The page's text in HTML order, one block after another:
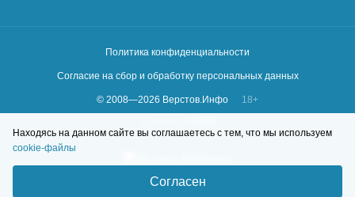
Политика конфиденциальности
Согласие на сбор и обработку персональных данных
© 2008—2026 Верстов.Инфо
18+
Находясь на данном сайте вы соглашаетесь с тем, что мы используем
cookie-файлы
Согласен